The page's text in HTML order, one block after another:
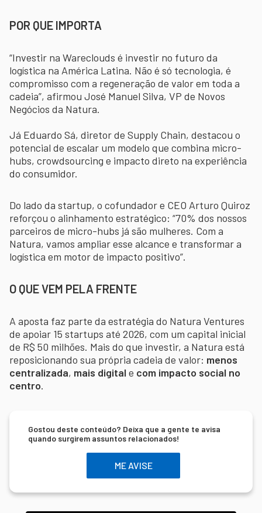
POR QUE IMPORTA
“Investir na Wareclouds é investir no futuro da
logística na América Latina. Não é só tecnologia, é
compromisso com a regeneração de valor em toda a
cadeia”, afirmou José Manuel Silva, VP de Novos
Negócios da Natura.
Já Eduardo Sá, diretor de Supply Chain, destacou o
potencial de escalar um modelo que combina micro-
hubs, crowdsourcing e impacto direto na experiência
do consumidor.
Do lado da startup, o cofundador e CEO Arturo Quiroz
reforçou o alinhamento estratégico: “70% dos nossos
parceiros de micro-hubs já são mulheres. Com a
Natura, vamos ampliar esse alcance e transformar a
logística em motor de impacto positivo”.
O QUE VEM PELA FRENTE
A aposta faz parte da estratégia do Natura Ventures
de apoiar 15 startups até 2026, com um capital inicial
de R$ 50 milhões. Mais do que investir, a Natura está
reposicionando sua própria cadeia de valor: menos
centralizada, mais digital e com impacto social no
centro.
Gostou deste conteúdo? Deixa que a gente te avisa
quando surgirem assuntos relacionados!
ME AVISE